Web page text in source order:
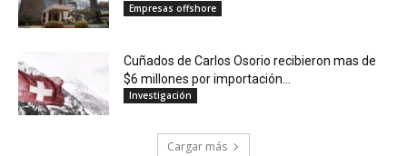
Empresas offshore
Cuñados de Carlos Osorio recibieron mas de
$6 millones por importación...
Investigación
Cargar más